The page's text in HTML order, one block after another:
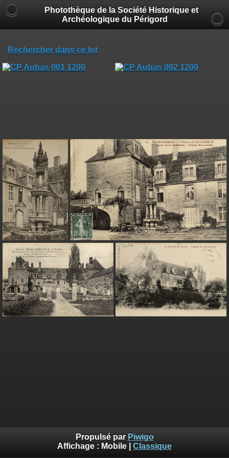
Photothèque de la Société Historique et
Archéologique du Périgord
Rechercher dans ce lot
Propulsé par Piwigo
Affichage : Mobile Classique